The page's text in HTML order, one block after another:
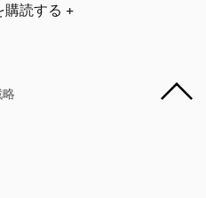
読する +